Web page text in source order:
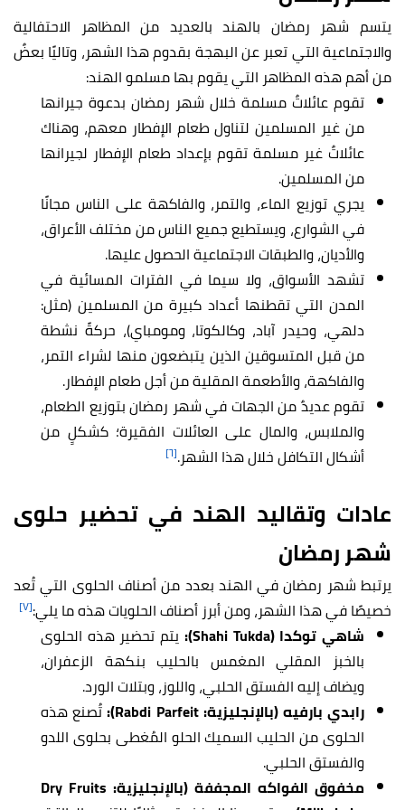
يتسم شهر رمضان بالهند بالعديد من المظاهر الاحتفالية
والاجتماعية التي تعبر عن البهجة بقدوم هذا الشهر، وتاليًا بعضٌ
من أهم هذه المظاهر التي يقوم بها مسلمو الهند:
تقوم عائلاتٌ مسلمة خلال شهر رمضان بدعوة جيرانها
من غير المسلمين لتناول طعام الإفطار معهم، وهناك
عائلاتٌ غير مسلمة تقوم بإعداد طعام الإفطار لجيرانها
من المسلمين.
يجري توزيع الماء، والتمر، والفاكهة على الناس مجانًا
في الشوارع، ويستطيع جميع الناس من مختلف الأعراق،
والأديان، والطبقات الاجتماعية الحصول عليها.
تشهد الأسواق، ولا سيما في الفترات المسائية في
المدن التي تقطنها أعداد كبيرة من المسلمين (مثل:
دلهي، وحيدر آباد، وكالكوتا، ومومباي)، حركةً نشطة
من قبل المتسوقين الذين يتبضعون منها لشراء التمر،
والفاكهة، والأطعمة المقلية من أجل طعام الإفطار.
تقوم عديدٌ من الجهات في شهر رمضان بتوزيع الطعام،
والملابس، والمال على العائلات الفقيرة؛ كشكلٍ من
أشكال التكافل خلال هذا الشهر.[٦]
عادات وتقاليد الهند في تحضير حلوى
شهر رمضان
يرتبط شهر رمضان في الهند بعدد من أصناف الحلوى التي تُعد
خصيصًا في هذا الشهر، ومن أبرز أصناف الحلويات هذه ما يلي:[٧]
شاهي توكدا (Shahi Tukda):
يتم تحضير هذه الحلوى
بالخبز المقلي المغمس بالحليب بنكهة الزعفران،
ويضاف إليه الفستق الحلبي، واللوز، وبتلات الورد.
رابدي بارفيه (بالإنجليزية: Rabdi Parfeit):
تُصنع هذه
الحلوى من الحليب السميك الحلو المُغطى بحلوى اللدو
والفستق الحلبي.
مخفوق الفواكه المجففة (بالإنجليزية: Dry Fruits